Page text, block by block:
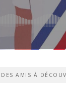
DES AMIS À